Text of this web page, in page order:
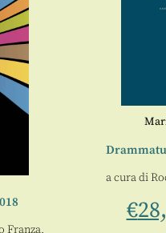
Franza,
a cura di
€